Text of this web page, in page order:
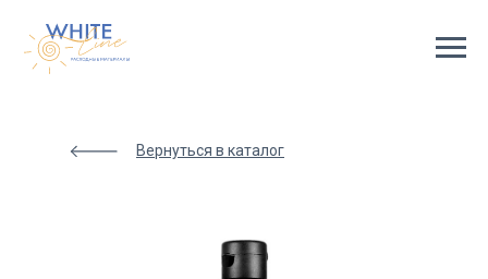
code
Вернуться в каталог